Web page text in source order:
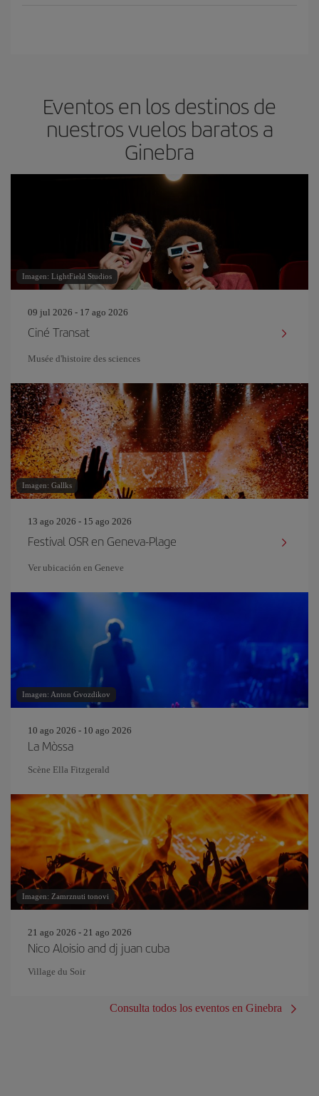
Eventos en los destinos de
nuestros vuelos baratos a
Ginebra
Imagen: LightField Studios
09 jul 2026 - 17 ago 2026
Ciné Transat
Musée d'histoire des sciences
Imagen: Gallks
13 ago 2026 - 15 ago 2026
Festival OSR en Geneva-Plage
Ver ubicación en Geneve
Imagen: Anton Gvozdikov
10 ago 2026 - 10 ago 2026
La Mòssa
Scène Ella Fitzgerald
Imagen: Zamrznuti tonovi
21 ago 2026 - 21 ago 2026
Nico Aloisio and dj juan cuba
Village du Soir
Consulta todos los eventos en Ginebra